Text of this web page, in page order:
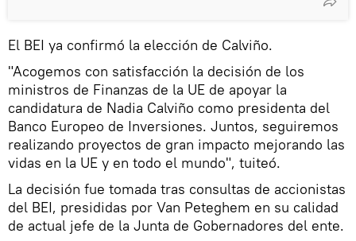
El BEI ya confirmó la elección de Calviño.
"Acogemos con satisfacción la decisión de los
ministros de Finanzas de la UE de apoyar la
candidatura de Nadia Calviño como presidenta del
Banco Europeo de Inversiones. Juntos, seguiremos
realizando proyectos de gran impacto mejorando las
vidas en la UE y en todo el mundo", tuiteó.
La decisión fue tomada tras consultas de accionistas
del BEI, presididas por Van Peteghem en su calidad
de actual jefe de la Junta de Gobernadores del ente.